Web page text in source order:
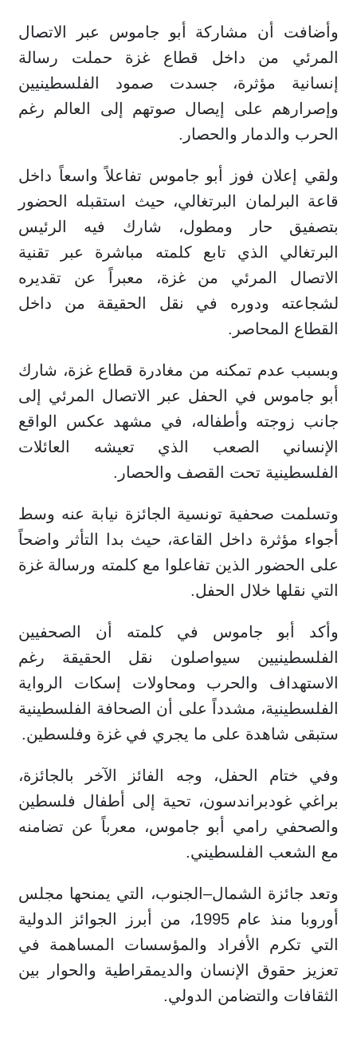
وأضافت أن مشاركة أبو جاموس عبر الاتصال
المرئي من داخل قطاع غزة حملت رسالة
إنسانية مؤثرة، جسدت صمود الفلسطينيين
وإصرارهم على إيصال صوتهم إلى العالم رغم
الحرب والدمار والحصار.
ولقي إعلان فوز أبو جاموس تفاعلاً واسعاً داخل
قاعة البرلمان البرتغالي، حيث استقبله الحضور
بتصفيق حار ومطول، شارك فيه الرئيس
البرتغالي الذي تابع كلمته مباشرة عبر تقنية
الاتصال المرئي من غزة، معبراً عن تقديره
لشجاعته ودوره في نقل الحقيقة من داخل
القطاع المحاصر.
وبسبب عدم تمكنه من مغادرة قطاع غزة، شارك
أبو جاموس في الحفل عبر الاتصال المرئي إلى
جانب زوجته وأطفاله، في مشهد عكس الواقع
الإنساني الصعب الذي تعيشه العائلات
الفلسطينية تحت القصف والحصار.
وتسلمت صحفية تونسية الجائزة نيابة عنه وسط
أجواء مؤثرة داخل القاعة، حيث بدا التأثر واضحاً
على الحضور الذين تفاعلوا مع كلمته ورسالة غزة
التي نقلها خلال الحفل.
وأكد أبو جاموس في كلمته أن الصحفيين
الفلسطينيين سيواصلون نقل الحقيقة رغم
الاستهداف والحرب ومحاولات إسكات الرواية
الفلسطينية، مشدداً على أن الصحافة الفلسطينية
ستبقى شاهدة على ما يجري في غزة وفلسطين.
وفي ختام الحفل، وجه الفائز الآخر بالجائزة،
براغي غودبراندسون، تحية إلى أطفال فلسطين
والصحفي رامي أبو جاموس، معرباً عن تضامنه
مع الشعب الفلسطيني.
وتعد جائزة الشمال–الجنوب، التي يمنحها مجلس
أوروبا منذ عام 1995، من أبرز الجوائز الدولية
التي تكرم الأفراد والمؤسسات المساهمة في
تعزيز حقوق الإنسان والديمقراطية والحوار بين
الثقافات والتضامن الدولي.